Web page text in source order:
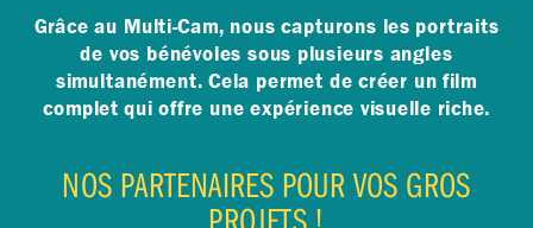
Grâce au Multi-Cam, nous capturons les portraits
de vos bénévoles sous plusieurs angles
simultanément. Cela permet de créer un film
complet qui offre une expérience visuelle riche.
NOS PARTENAIRES POUR VOS GROS